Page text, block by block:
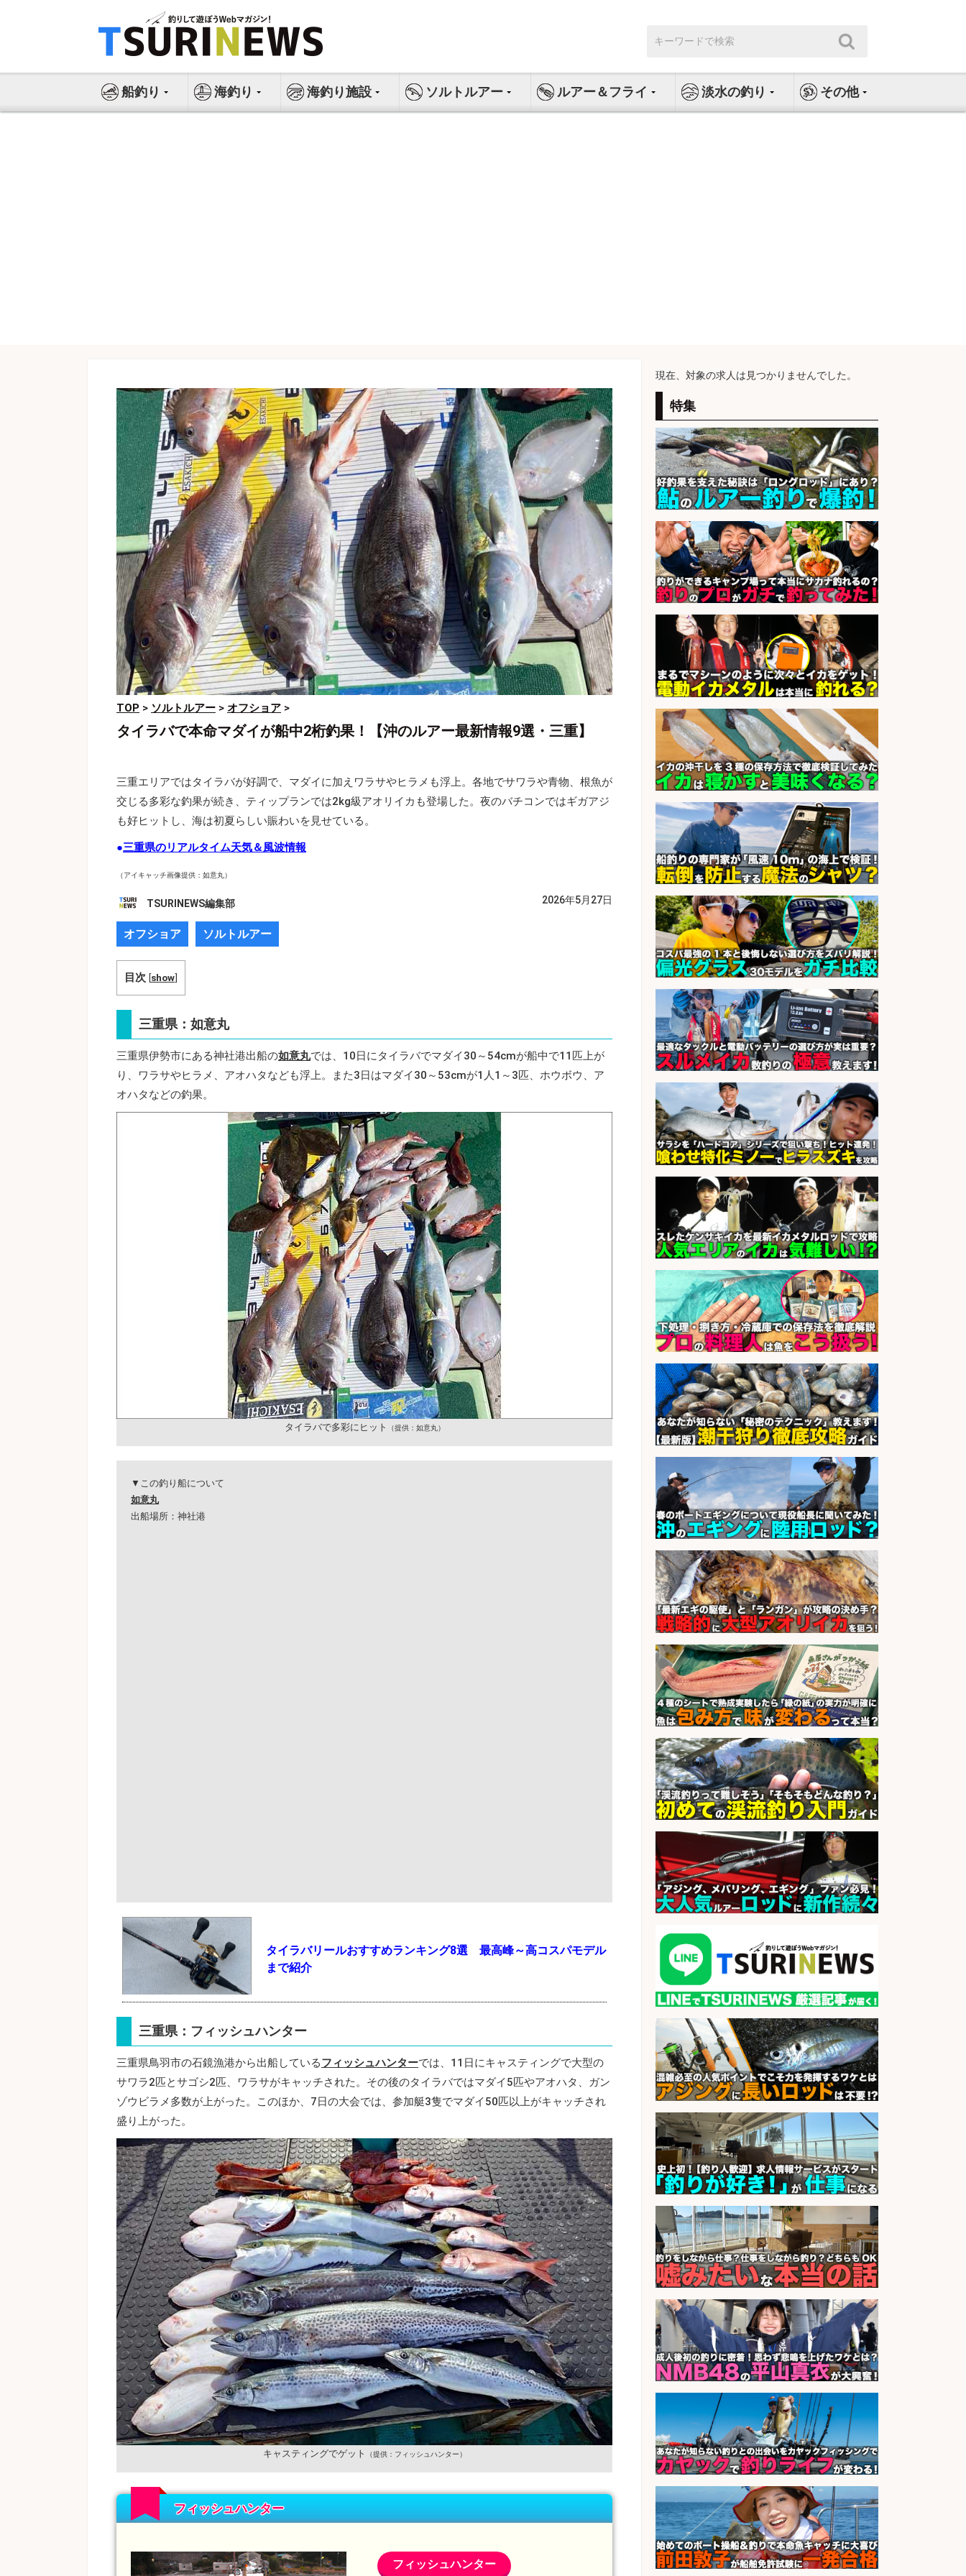
ス
索:
船釣り 海釣り 海釣り施設 ソルトルアー ルアー＆フライ 淡水の釣り その他
TOP > ソルトルアー > オフショア >
タイラバで本命マダイが船中2桁釣果！【沖のルアー最新情報9選・三重】
三重エリアではタイラバが好調で、マダイに加えワラサやヒラメも浮上。各地でサワラや青物、根魚が
交じる多彩な釣果が続き、ティップランでは2kg級アオリイカも登場した。夜のバチコンではギガアジ
も好ヒットし、海は初夏らしい賑わいを見せている。
●三重県のリアルタイム天気＆風波情報
（アイキャッチ画像提供：如意丸）
TSURINEWS編集部 2026年5月27日
オフショア ソルトルアー
目次 [show]
三重県：如意丸
三重県伊勢市にある神社港出船の如意丸では、10日にタイラバでマダイ30～54cmが船中で11匹上が
り、ワラサやヒラメ、アオハタなども浮上。また3日はマダイ30～53cmが1人1～3匹、ホウボウ、ア
オハタなどの釣果。
タイラバで多彩にヒット （提供：如意丸）
▼この釣り船について
如意丸
出船場所：神社港
タイラバリールおすすめランキング8選 最高峰～高コスパモデル
まで紹介
三重県：フィッシュハンター
三重県鳥羽市の石鏡漁港から出船しているフィッシュハンターでは、11日にキャスティングで大型の
サワラ2匹とサゴシ2匹、ワラサがキャッチされた。その後のタイラバではマダイ5匹やアオハタ、ガン
ゾウビラメ多数が上がった。このほか、7日の大会では、参加艇3隻でマダイ50匹以上がキャッチされ
盛り上がった。
キャスティングでゲット （提供：フィッシュハンター）
フィッシュハンター
フィッシュハンター
現在、対象の求人は見つかりませんでした。
特集